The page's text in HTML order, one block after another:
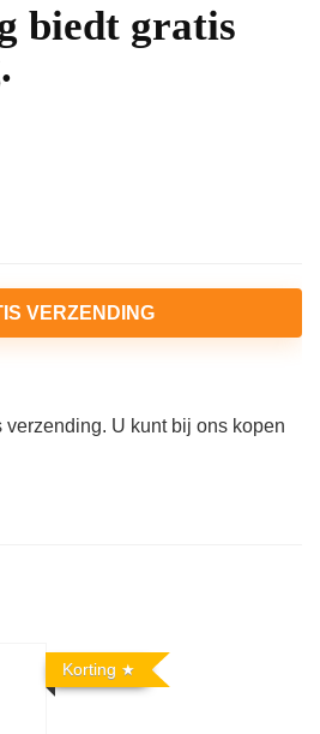
biedt gratis
VERZENDING
U kunt bij ons kopen
Korting